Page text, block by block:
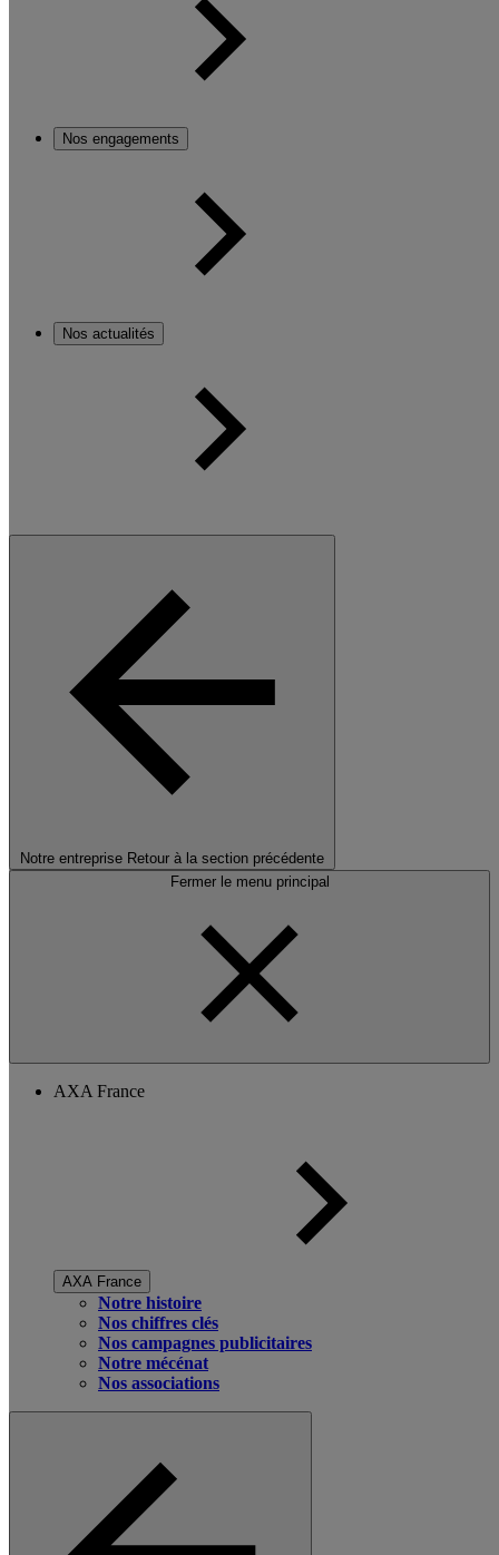
Nos engagements
Nos actualités
Notre entreprise Retour à la section précédente
Fermer le menu principal
AXA France
AXA France
Notre histoire
Nos chiffres clés
Nos campagnes publicitaires
Notre mécénat
Nos associations